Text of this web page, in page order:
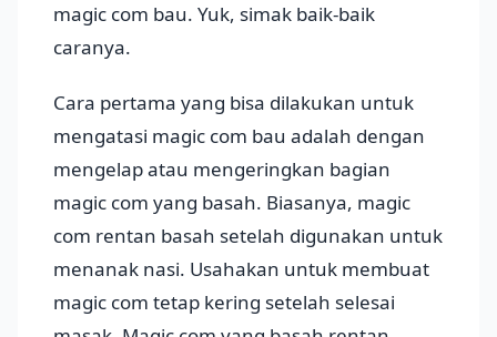
magic com bau. Yuk, simak baik-baik
caranya.
Cara pertama yang bisa dilakukan untuk
mengatasi magic com bau adalah dengan
mengelap atau mengeringkan bagian
magic com yang basah. Biasanya, magic
com rentan basah setelah digunakan untuk
menanak nasi. Usahakan untuk membuat
magic com tetap kering setelah selesai